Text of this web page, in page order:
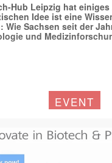
Hub Leipzig hat
Idee ist eine
Wie Sachsen seit der
und
EVENT